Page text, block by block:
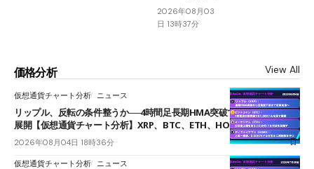
2026年08月03
日 13時37分
価格分析 View All
仮想通貨チャート分析 ニュース
リップル、反転の条件整うか──4時間足長期HMA突破で雲下端を目指す
展開【仮想通貨チャート分析】XRP、BTC、ETH、HOME
2026年08月04日 18時36分
仮想通貨チャート分析 ニュース